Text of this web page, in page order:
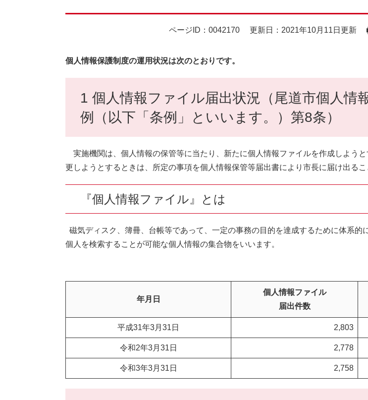
ページID：0042170 更新日：2021年10月11日更新
個人情報保護制度の運用状況は次のとおりです。
1 個人情報ファイル届出状況（尾道市個人情
例（以下「条例」といいます。）第8条）
実施機関は、個人情報の保管等に当たり、新たに個人情報ファイルを作成しよう
更しようとするときは、所定の事項を個人情報保管等届出書により市長に届け出るこ
『個人情報ファイル』とは
磁気ディスク、簿冊、台帳等であって、一定の事務の目的を達成するために体系的
個人を検索することが可能な個人情報の集合物をいいます。
年月日
個人情報ファイル
届出件数
平成31年3月31日 2,803
令和2年3月31日 2,778
令和3年3月31日 2,758